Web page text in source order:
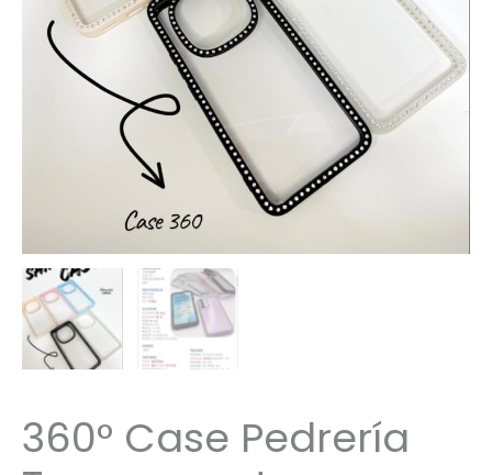
360° Case Pedrería